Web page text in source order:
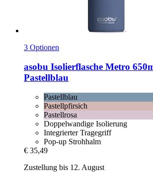
3 Optionen
asobu Isolierflasche Metro
Pastellblau
Pastellblau
Pastellpfirsich
Pastellrosa
Doppelwandige Isolierung
Integrierter Tragegriff
Pop-up Strohhalm
€ 35,49
Zustellung bis 12. August